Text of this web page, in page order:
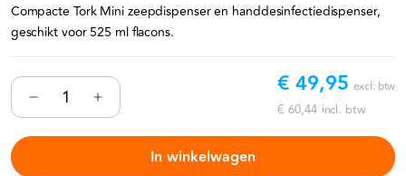
Compacte Tork Mini zeepdispenser en handdesinfectiedispenser,
geschikt voor 525 ml flacons.
€ 49,95 excl. btw
€ 60,44 incl. btw
In winkelwagen